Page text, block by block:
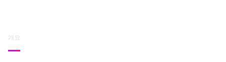
개요